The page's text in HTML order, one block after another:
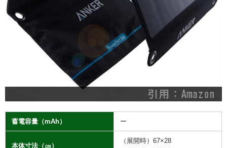
蓄電容量（mAh） ー
本体寸法（㎝）
（展開時）67×28